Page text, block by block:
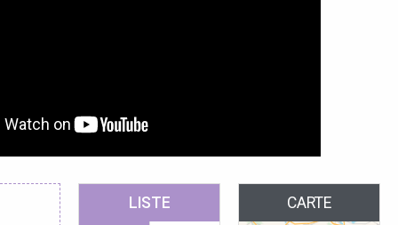
LISTE CARTE